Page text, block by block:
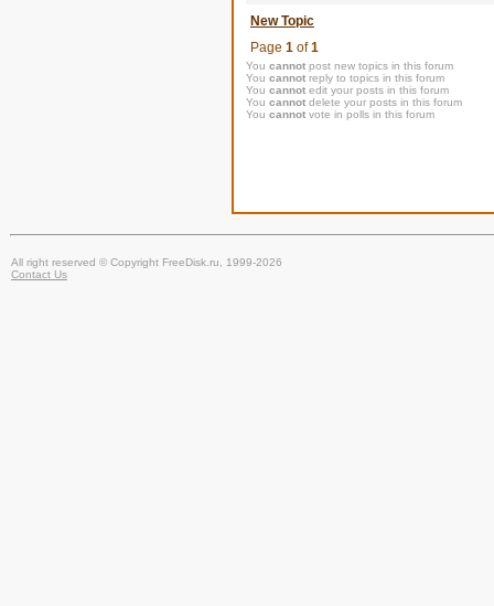
New Topic
Page 1 of1
You cannot post new topics in this forum
You cannot reply to topics in this forum
You cannot edit your posts in this forum
You cannot delete your posts in this forum
You cannot vote in polls in this forum
All right reserved © Copyright FreeDisk.ru, 1999-2026
Contact Us